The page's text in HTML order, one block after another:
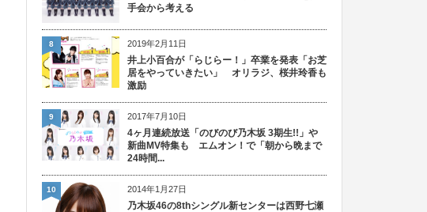
手会から考える
2019年2月11日
井上小百合が「らじらー！」卒業を発表「お芝
居をやっていきたい」 オリラジ、桜井玲香も
激励
8
2017年7月10日
4ヶ月連続放送「のびのび乃木坂 3期生!!」や
新曲MV特集も エムオン！で「朝から晩まで
24時間...
9
2014年1月27日
乃木坂46の8thシングル新センターは西野七瀬
10